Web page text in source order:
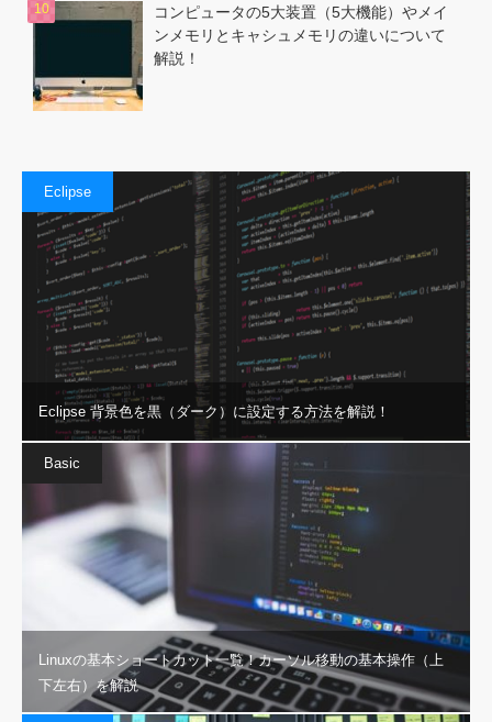
コンピュータの5大装置（5大機能）やメイ
ンメモリとキャシュメモリの違いについて
解説！
Eclipse
Eclipse 背景色を黒（ダーク）に設定する方法を解説！
Basic
Linuxの基本ショートカット一覧！カーソル移動の基本操作（上
下左右）を解説